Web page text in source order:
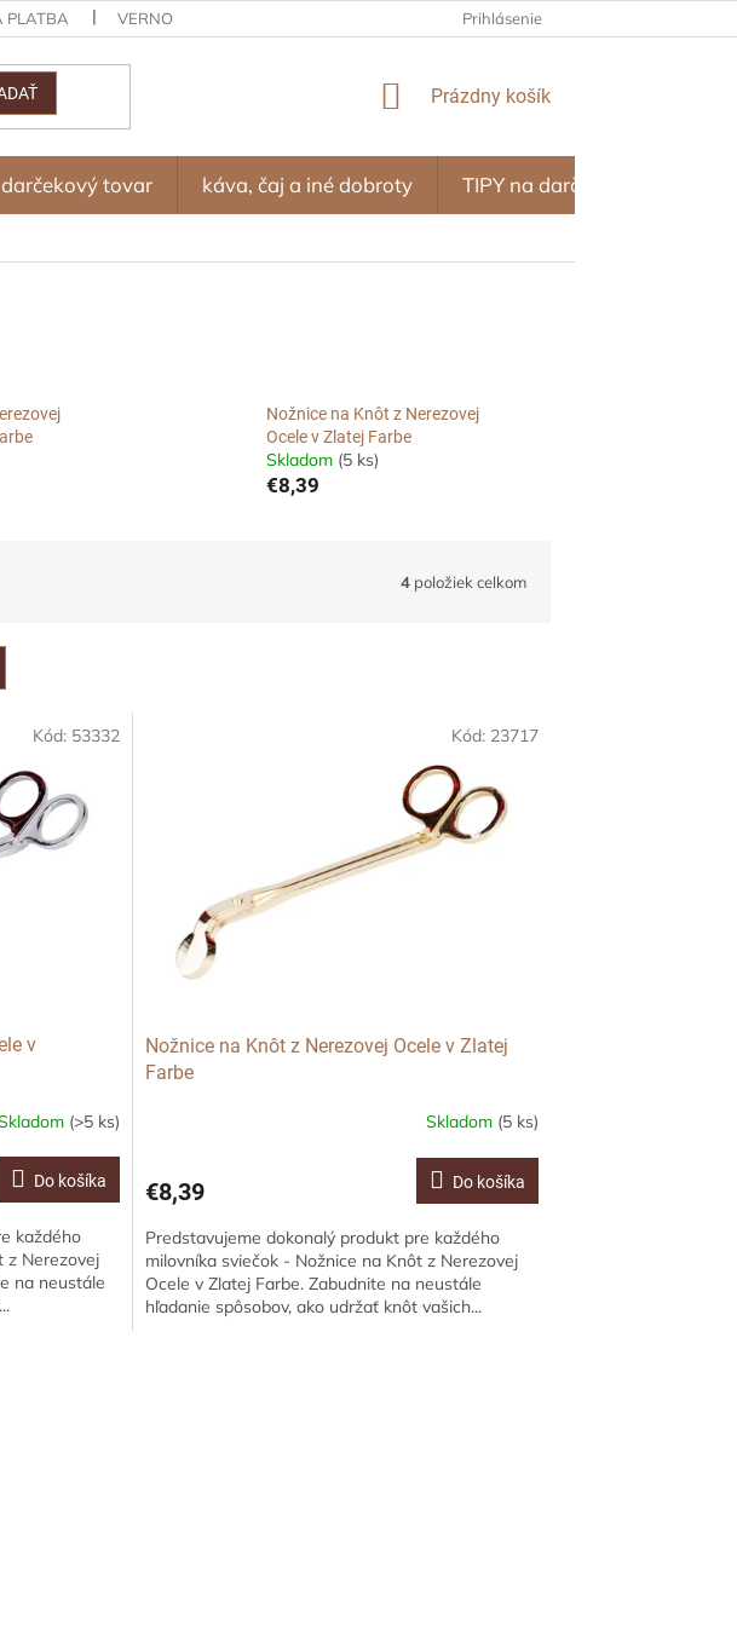
PLATBA VERNOSTNÝ PROGRAM – ZĽAVY ZA NÁKUPY OBCHODNÉ PODMIENKY
Prihlásenie
NÁKUPNÝ
Prázdny košík
darčekový tovar káva, čaj a iné dobroty TIPY na darčeky
Nožnice na Knôt z Nerezovej
Ocele v Zlatej Farbe
Skladom (5 ks)
€8,39
4položiek celkom
v
(>5 ks)
Do košíka
každého
z Nerezovej
na neustále
Kód: 53332
Nožnice na Knôt z Nerezovej Ocele v Zlatej
Farbe
Skladom (5 ks)
€8,39 Do košíka
Predstavujeme dokonalý produkt pre každého
milovníka sviečok - Nožnice na Knôt z Nerezovej
Ocele v Zlatej Farbe. Zabudnite na neustále
hľadanie spôsobov, ako udržať knôt vašich...
Kód: 23717